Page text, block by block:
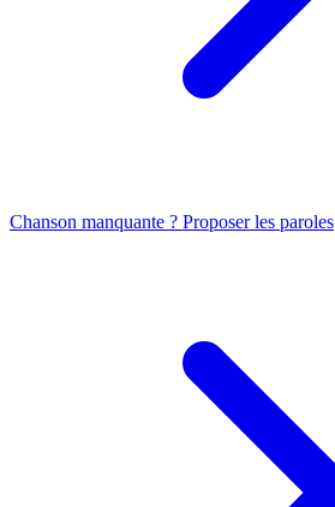
Chanson manquante ? Proposer les paroles